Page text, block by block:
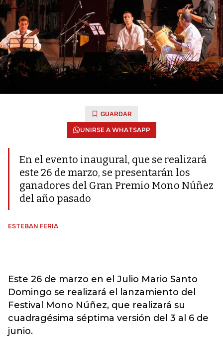
GUARDAR
UNIRSE A WHATSAPP
En el evento inaugural, que se realizará
este 26 de marzo, se presentarán los
ganadores del Gran Premio Mono Núñez
del año pasado
ESTEBAN FERIA
Este 26 de marzo en el Julio Mario Santo
Domingo se realizará el lanzamiento del
Festival Mono Núñez, que realizará su
cuadragésima séptima versión del 3 al 6 de
junio.